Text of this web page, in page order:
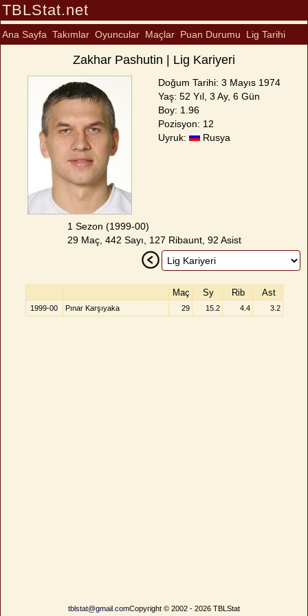
TBLStat.net
Ana Sayfa Takımlar Oyuncular Maçlar Puan Durumu Lig Tarihi
Zakhar Pashutin | Lig Kariyeri
Doğum Tarihi: 3 Mayıs 1974
Yaş: 52 Yıl, 3 Ay, 6 Gün
Boy: 1.96
Pozisyon: 12
Uyruk:
Rusya
1 Sezon (1999-00)
29 Maç, 442 Sayı, 127 Ribaunt, 92 Asist
Maç Sy Rib Ast
1999-00 Pınar Karşıyaka 29 15.2 4.4 3.2
tblstat@gmail.comCopyright © 2002 - 2026 TBLStat